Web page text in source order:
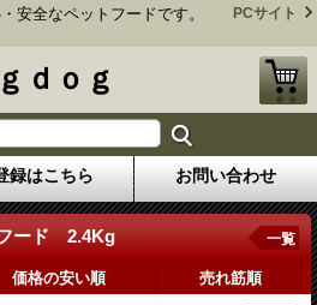
安全なペットフードです。 PCサイト
ｄｏｇ
録はこちら お問い合わせ
ード 2.4Kg 一覧
価格の安い順 売れ筋順